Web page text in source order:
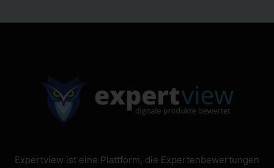
Expertview ist eine Plattform, die Expertenbewertungen